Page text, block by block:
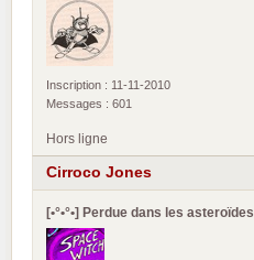
Inscription : 11-11-2010
Messages : 601
Hors ligne
Cirroco Jones
[•°•°•] Perdue dans les asteroïdes